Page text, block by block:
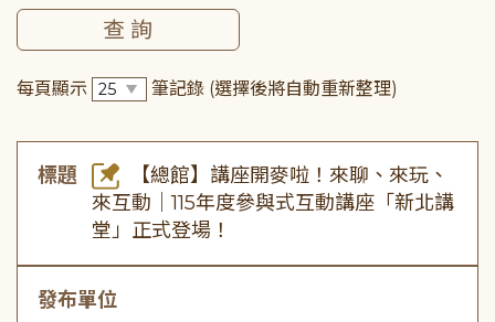
每頁顯示 筆記錄 (選擇後將自動重新整理)
標題
【總館】講座開麥啦！來聊、來玩、
來互動｜115年度參與式互動講座「新北講
堂」正式登場！
發布單位